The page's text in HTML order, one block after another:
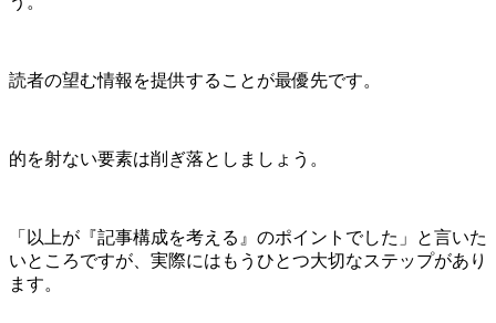
読者の望む情報を提供することが最優先です。
的を射ない要素は削ぎ落としましょう。
「以上が『記事構成を考える』のポイントでした」と言いた
いところですが、実際にはもうひとつ大切なステップがあり
ます。